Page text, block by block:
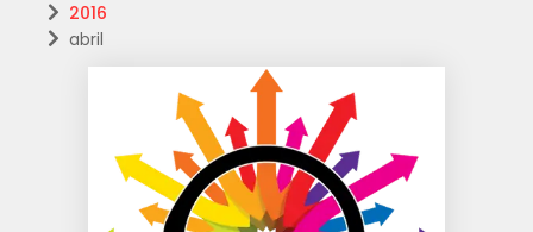
2016
abril